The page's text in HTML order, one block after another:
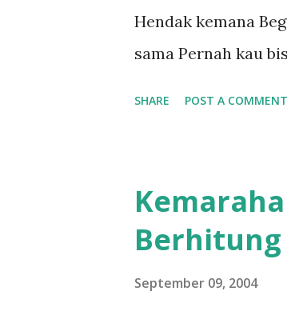
Hendak kemana
sama Pernah kau
SHARE POST A COMMENT
Berhitung
September 09, 2004